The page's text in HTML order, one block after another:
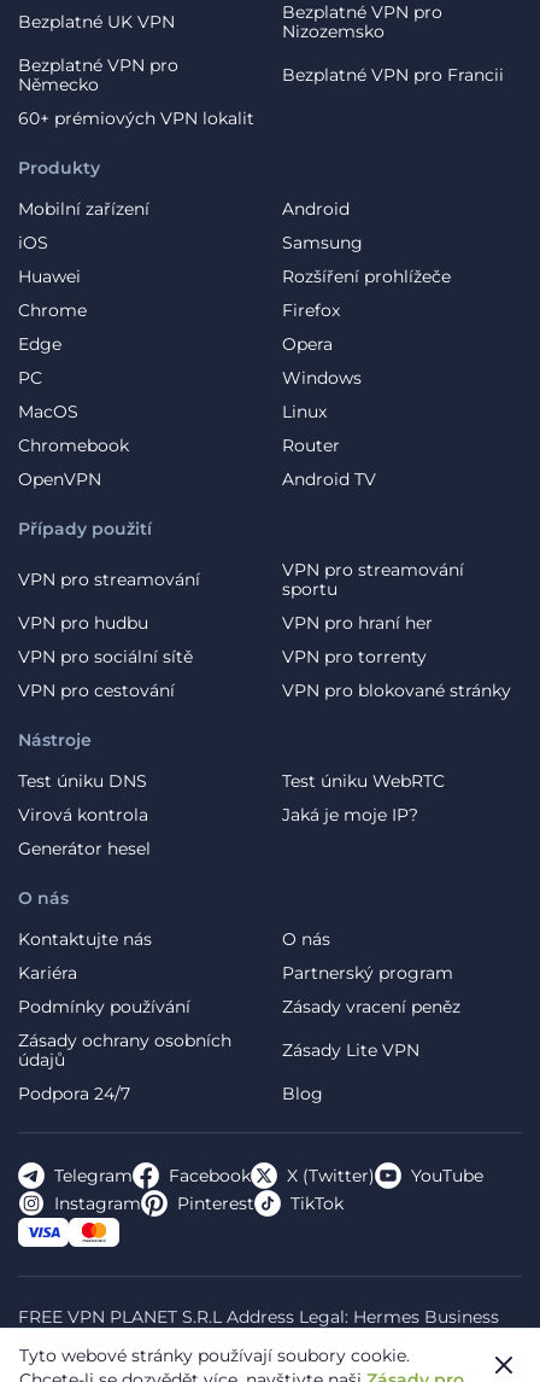
Produkty
Mobilní zařízení
Android
iOS
Samsung
Huawei
Rozšíření prohlížeče
Chrome
Firefox
Edge
Opera
PC
Windows
MacOS
Linux
Chromebook
Router
OpenVPN
Android TV
Případy použití
VPN pro streamování
VPN pro streamování
sportu
VPN pro hudbu
VPN pro hraní her
VPN pro sociální sítě
VPN pro torrenty
VPN pro cestování
VPN pro blokované stránky
O nás
Kontaktujte nás
O nás
Kariéra
Partnerský program
Podmínky používání
Zásady vracení peněz
Zásady ochrany osobních
údajů
Zásady Lite VPN
Podpora 24/7
Blog
Bezplatné UK VPN
Bezplatné VPN pro
Nizozemsko
Bezplatné VPN pro
Německo
Bezplatné VPN pro Francii
60+ prémiových VPN lokalit
Nástroje
Test úniku DNS
Test úniku WebRTC
Virová kontrola
Jaká je moje IP?
Generátor hesel
Telegram Facebook X (Twitter)
YouTube
Instagram
Pinterest TikTok
FREE VPN PLANET S.R.L Address Legal: Hermes Business
Bucharest, Romania, 020335. Reg.N, 44667783
Tyto webové stránky používají soubory cookie.